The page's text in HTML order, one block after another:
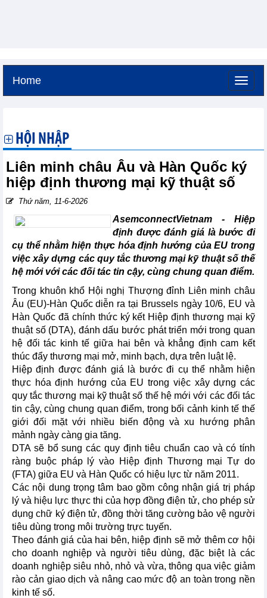
Home
HỘI NHẬP
Liên minh châu Âu và Hàn Quốc ký
hiệp định thương mại kỹ thuật số
Thứ năm, 11-6-2026
AsemconnectVietnam - Hiệp
định được đánh giá là bước đi
cụ thể nhằm hiện thực hóa định hướng của EU trong
việc xây dựng các quy tắc thương mại kỹ thuật số thế
hệ mới với các đối tác tin cậy, cùng chung quan điểm.
Trong khuôn khổ Hội nghị Thượng đỉnh Liên minh châu
Âu (EU)-Hàn Quốc diễn ra tại Brussels ngày 10/6, EU và
Hàn Quốc đã chính thức ký kết Hiệp định thương mại kỹ
thuật số (DTA), đánh dấu bước phát triển mới trong quan
hệ đối tác kinh tế giữa hai bên và khẳng định cam kết
thúc đẩy thương mại mở, minh bạch, dựa trên luật lệ.
Hiệp định được đánh giá là bước đi cụ thể nhằm hiện
thực hóa định hướng của EU trong việc xây dựng các
quy tắc thương mại kỹ thuật số thế hệ mới với các đối tác
tin cậy, cùng chung quan điểm, trong bối cảnh kinh tế thế
giới đối mặt với nhiều biến động và xu hướng phân
mảnh ngày càng gia tăng.
DTA sẽ bổ sung các quy định tiêu chuẩn cao và có tính
ràng buộc pháp lý vào Hiệp định Thương mại Tự do
(FTA) giữa EU và Hàn Quốc có hiệu lực từ năm 2011.
Các nội dung trọng tâm bao gồm công nhận giá trị pháp
lý và hiệu lực thực thi của hợp đồng điện tử, cho phép sử
dụng chữ ký điện tử, đồng thời tăng cường bảo vệ người
tiêu dùng trong môi trường trực tuyến.
Theo đánh giá của hai bên, hiệp định sẽ mở thêm cơ hội
cho doanh nghiệp và người tiêu dùng, đặc biệt là các
doanh nghiệp siêu nhỏ, nhỏ và vừa, thông qua việc giảm
rào cản giao dịch và nâng cao mức độ an toàn trong nền
kinh tế số.